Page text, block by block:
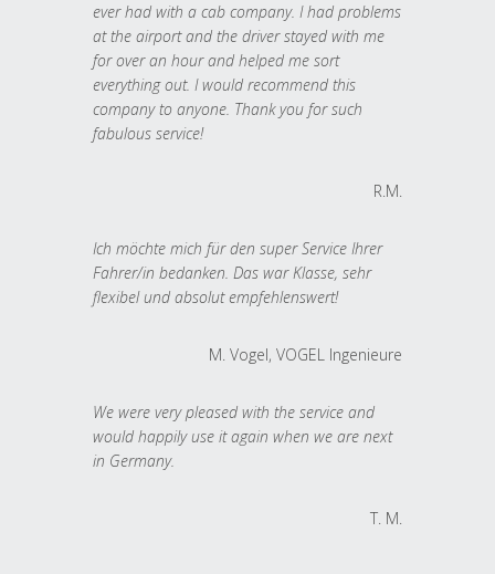
ever had with a cab company. I had problems
at the airport and the driver stayed with me
for over an hour and helped me sort
everything out. I would recommend this
company to anyone. Thank you for such
fabulous service!
R.M.
Ich möchte mich für den super Service Ihrer
Fahrer/in bedanken. Das war Klasse, sehr
flexibel und absolut empfehlenswert!
M. Vogel, VOGEL Ingenieure
We were very pleased with the service and
would happily use it again when we are next
in Germany.
T. M.